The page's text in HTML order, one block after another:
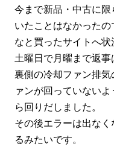
今まで新品・中古に限
いたことはなかった
なと買ったサイトへ状
土曜日で月曜まで返事
裏側の冷却ファン排
ァンが回っていない
ら回りだしました。
その後エラーは出な
るみたいです。